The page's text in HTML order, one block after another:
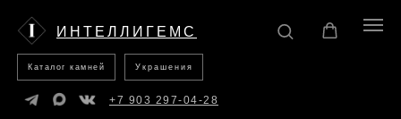
ИНТЕЛЛИГЕМС
Украшения
Каталог камней
+7 903 297-04-28
камней